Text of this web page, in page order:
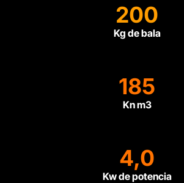
200
Kg de bala
185
Kn m3
4,0
Kw de potencia